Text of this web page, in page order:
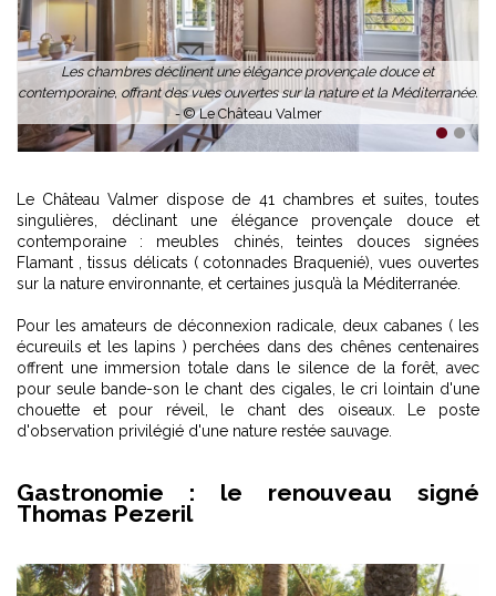
Les chambres déclinent une élégance provençale douce et
contemporaine, offrant des vues ouvertes sur la nature et la Méditerranée.
-© Le Château Valmer
1 2
Le Château Valmer dispose de 41 chambres et suites, toutes
singulières, déclinant une élégance provençale douce et
contemporaine : meubles chinés, teintes douces signées
Flamant , tissus délicats ( cotonnades Braquenié), vues ouvertes
sur la nature environnante, et certaines jusqu’à la Méditerranée.
Pour les amateurs de déconnexion radicale, deux cabanes ( les
écureuils et les lapins ) perchées dans des chênes centenaires
offrent une immersion totale dans le silence de la forêt, avec
pour seule bande-son le chant des cigales, le cri lointain d'une
chouette et pour réveil, le chant des oiseaux. Le poste
d'observation privilégié d'une nature restée sauvage.
Gastronomie : le renouveau signé
Thomas Pezeril